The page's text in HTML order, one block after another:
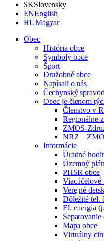
SKSlovensky
ENEnglish
HUMagyar
Obec
História obce
Symboly obce
Šport
Družobné obce
Napísali o nás
Čechynský
Obec je členom
Členstvo v
Regionálne
ZMOS-
NRZ –
Informácie
Úradné
Územný
PHSR obce
Viacúčelové
Verejné
Dôležité tel.
El. energia
Separovanie
Mapa obce
Virtuálny